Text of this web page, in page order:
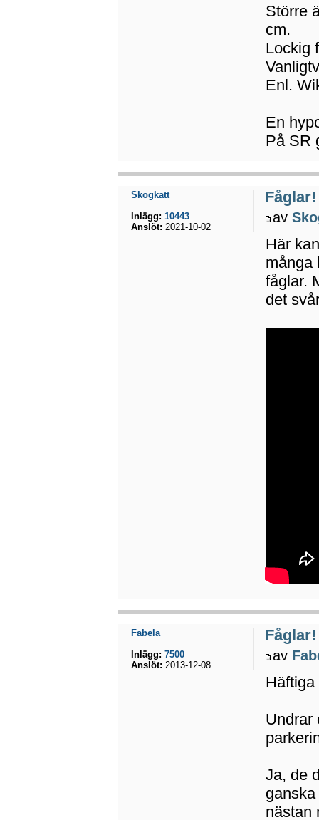
Större
cm.
Lockig
Enl.
En
På SR
Fåglar!
av
Här
många
fåglar.
det
Skogkatt
Inlägg: 10443
Anslöt: 2021-10-02
Fåglar!
av
Undrar
Ja, de
nästan
Fabela
Inlägg: 7500
Anslöt: 2013-12-08